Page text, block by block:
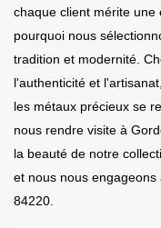
chaque client mérite
pourquoi nous
tradition et modernité.
l'authenticité et
les métaux précieux se
nous rendre visite à
la beauté de notre
et nous nous
84220.